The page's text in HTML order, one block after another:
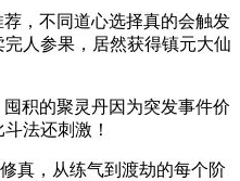
，不同道心选择真的会触发
人参果，居然获得镇元大仙
积的聚灵丹因为突发事件价
法还刺激！
真，从练气到渡劫的每个阶